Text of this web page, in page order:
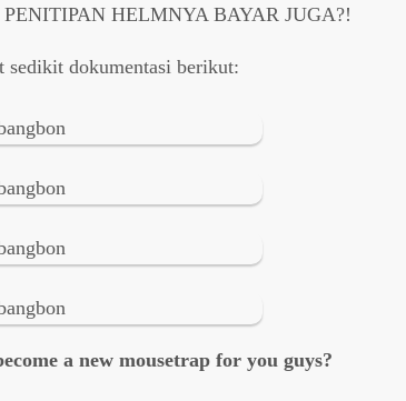
HELMNYA BAYAR JUGA?!
sedikit dokumentasi berikut:
a new mousetrap for you guys?